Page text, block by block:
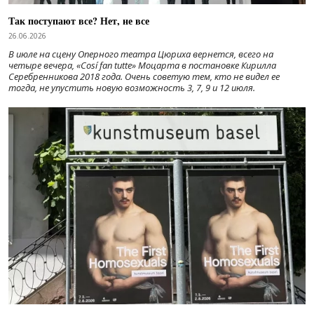
Так поступают все? Нет, не все
26.06.2026
В июле на сцену Оперного театра Цюриха вернется, всего на
четыре вечера, «Cosí fan tutte» Моцарта в постановке Кирилла
Серебренникова 2018 года. Очень советую тем, кто не видел ее
тогда, не упустить новую возможность 3, 7, 9 и 12 июля.